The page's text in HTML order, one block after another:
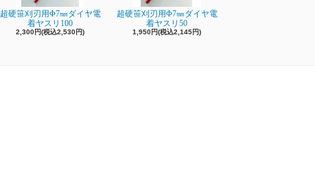
超硬笹刈刃用Φ7㎜ダイヤ電
着ヤスリ100
2,300円(税込2,530円)
超硬笹刈刃用Φ7㎜ダイヤ電
着ヤスリ50
1,950円(税込2,145円)